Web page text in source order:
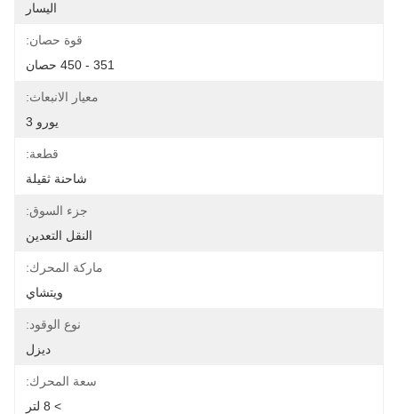
اليسار
قوة حصان:
351 - 450 حصان
معيار الانبعاث:
يورو 3
قطعة:
شاحنة ثقيلة
جزء السوق:
النقل التعدين
ماركة المحرك:
ويتشاي
نوع الوقود:
ديزل
سعة المحرك:
> 8 لتر